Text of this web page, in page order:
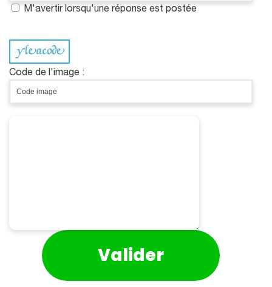
M'avertir lorsqu'une réponse est postée
Code de l'image :